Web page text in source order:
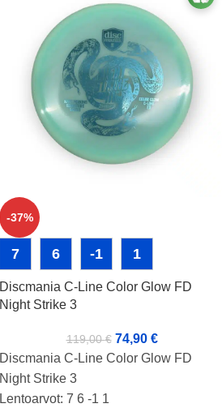
-37%
7 6 -1 1
Discmania C-Line Color Glow FD
Night Strike 3
119,00€ 74,90 €
Discmania C-Line Color Glow FD
Night Strike 3
Lentoarvot: 7 6 -1 1